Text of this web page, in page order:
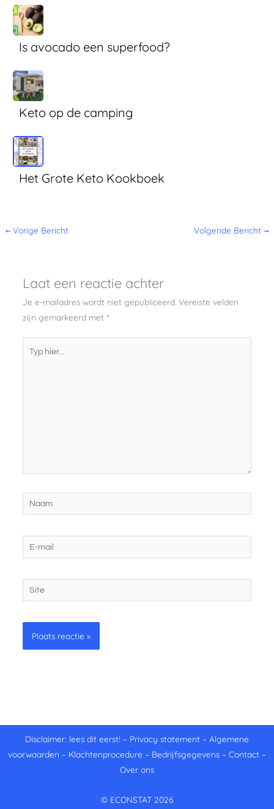
Is avocado een superfood?
Keto op de camping
Het Grote Keto Kookboek
← Vorige Bericht Volgende Bericht →
Laat een reactie achter
Je e-mailadres wordt niet gepubliceerd. Vereiste velden
zijn gemarkeerd met *
Naam
mail
Site
Disclaimer: lees dit eerst! – Privacy statement – Algemene
voorwaarden – Klachtenprocedure – Bedrijfsgegevens – Contact –
Over ons
© ECONSTAT 2026